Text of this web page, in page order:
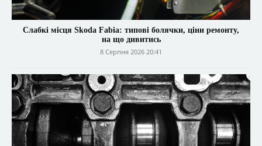
Слабкі місця Skoda Fabia: типові болячки, ціни ремонту,
на що дивитись
8 Серпня 2026 20:41